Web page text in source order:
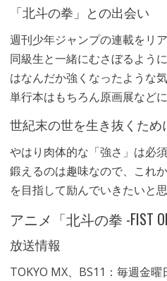
「北斗の拳」との出会い
週刊少年ジャンプの連載をリ
同級生と一緒にむさぼるよう
はなんだか強くなったような気
単行本はもちろん原画展などに
世紀末の世を生き抜くため
やはり肉体的な「強さ」は必
鍛えるのは趣味なので、これ
を目指して励んでいきたいと思
アニメ「北斗の拳 -FIST OF
放送情報
TOKYO MX、BS11：毎週金曜